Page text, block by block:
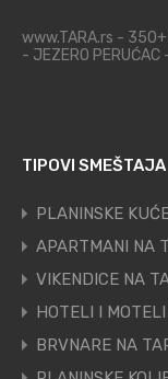
www.TARA.rs - 350+
- JEZERO PERUĆAC
TIPOVI SMEŠTAJA
PLANINSKE
APARTMANI NA
VIKENDICE NA
HOTELI I
BRVNARE NA